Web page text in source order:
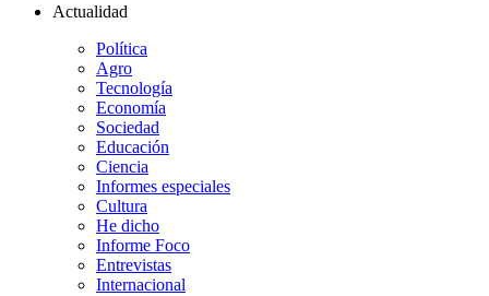
Actualidad
Política
Agro
Tecnología
Economía
Sociedad
Educación
Ciencia
Informes especiales
Cultura
He dicho
Informe Foco
Entrevistas
Internacional